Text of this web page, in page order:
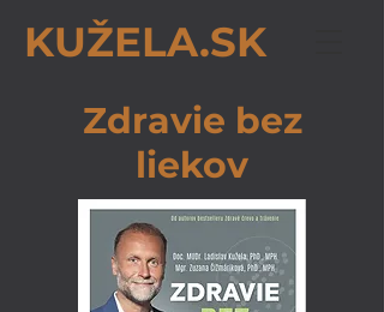
KUŽELA.SK
Zdravie bez
liekov